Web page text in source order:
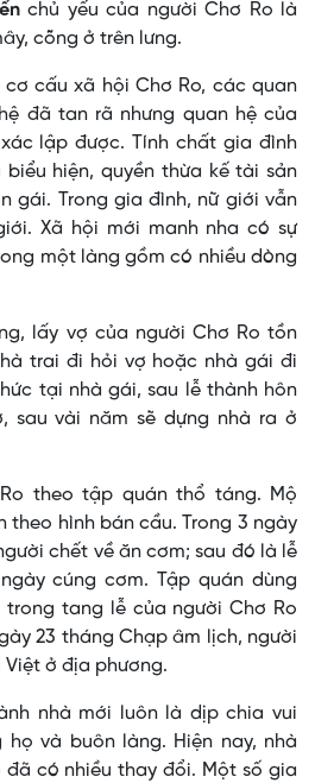
chủ yếu của người Chơ Ro là
cõng ở trên lưng.
cơ cấu xã hội Chơ Ro, các quan
đã tan rã nhưng quan hệ của
lập được. Tính chất gia đình
hiện, quyền thừa kế tài sản
gái. Trong gia đình, nữ giới vẫn
Xã hội mới manh nha có sự
một làng gồm có nhiều dòng
lấy vợ của người Chơ Ro tồn
trai đi hỏi vợ hoặc nhà gái đi
tại nhà gái, sau lễ thành hôn
sau vài năm sẽ dựng nhà ra ở
theo tập quán thổ táng. Mộ
theo hình bán cầu. Trong 3 ngày
chết về ăn cơm; sau đó là lễ
cúng cơm. Tập quán dùng
tang lễ của người Chơ Ro
23 tháng Chạp âm lịch, người
ở địa phương.
nhà mới luôn là dịp chia vui
và buôn làng. Hiện nay, nhà
có nhiều thay đổi. Một số gia